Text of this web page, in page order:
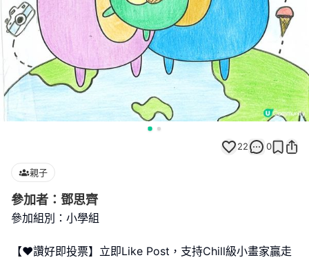
22 0
親子
參加者：鄧思齊
參加組別：小學組
【❤️讚好即投票】立即Like Post，支持Chill級小畫家贏走